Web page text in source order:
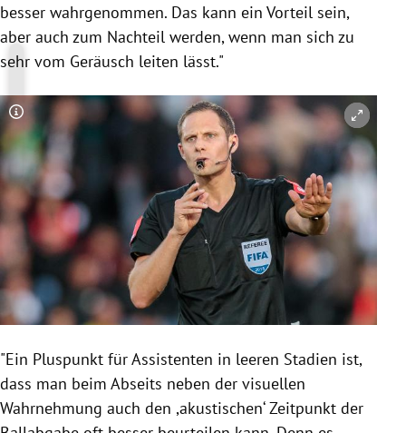
besser wahrgenommen. Das kann ein Vorteil sein,
aber auch zum Nachteil werden, wenn man sich zu
sehr vom Geräusch leiten lässt."
Copyright-Hinweis öffnen/schließen
"Ein Pluspunkt für Assistenten in leeren Stadien ist,
dass man beim Abseits neben der visuellen
Wahrnehmung auch den ,akustischen‘ Zeitpunkt der